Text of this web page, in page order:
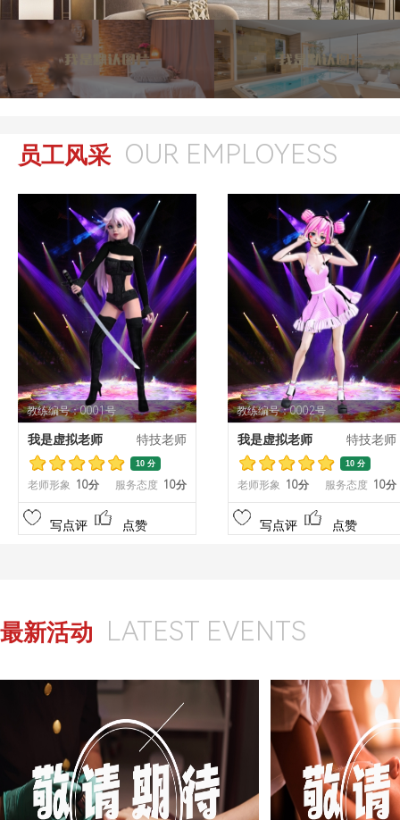
员工风采 OUR EMPLOYESS
教练编号：0001号
我是虚拟老师 特技老师
10 分
老师形象 10分 服务态度 10分
写点评 点赞
教练编号：0002号
我是虚拟老师 特技老师
10 分
老师形象 10分 服务态度 10分
写点评 点赞
最新活动 LATEST EVENTS